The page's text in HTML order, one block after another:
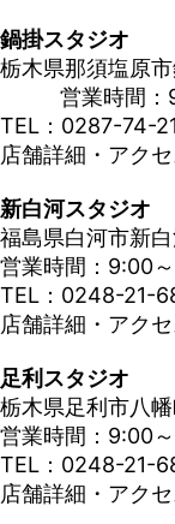
鍋掛スタジオ
栃木県那須塩原
営業時間：
TEL：0287-74-
店舗詳細・アクセ
新白河スタジオ
福島県白河市新
営業時間：9:00
TEL：0248-21-
店舗詳細・アクセ
足利スタジオ
栃木県足利市八
営業時間：9:00
TEL：0248-21-
店舗詳細・アクセ